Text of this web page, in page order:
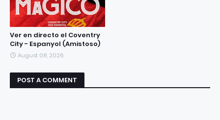
Ver en directo el Coventry
City - Espanyol (Amistoso)
August 08, 2026
POST A COMMENT